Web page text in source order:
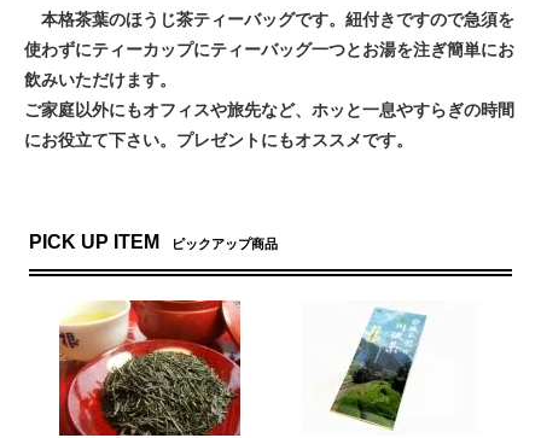
本格茶葉のほうじ茶ティーバッグです。紐付きですので急須を
使わずにティーカップにティーバッグ一つとお湯を注ぎ簡単にお
飲みいただけます。
ご家庭以外にもオフィスや旅先など、ホッと一息やすらぎの時間
にお役立て下さい。プレゼントにもオススメです。
PICK UP ITEM ピックアップ商品